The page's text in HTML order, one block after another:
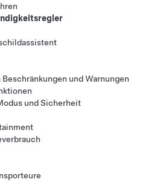
und Warnungen
und Sicherheit